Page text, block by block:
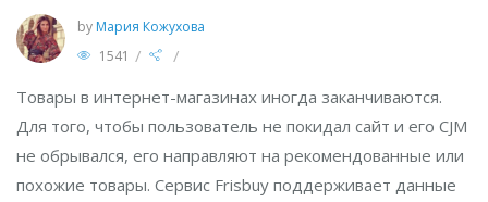
by Мария Кожухова
1541 /
/
Товары в интернет-магазинах иногда заканчиваются.
Для того, чтобы пользователь не покидал сайт и его CJM
не обрывался, его направляют на рекомендованные или
похожие товары. Сервис Frisbuy поддерживает данные